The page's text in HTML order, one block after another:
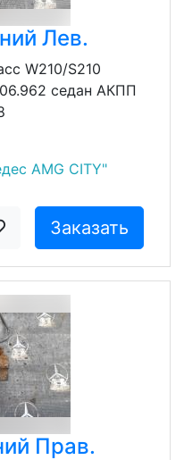
Лев.
W210/S210
седан АКПП
AMG CITY"
Заказать
Прав.